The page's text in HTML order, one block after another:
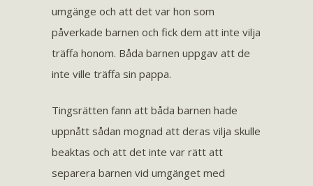
umgänge och att det var hon som
påverkade barnen och fick dem att inte vilja
träffa honom. Båda barnen uppgav att de
inte ville träffa sin pappa.
Tingsrätten fann att båda barnen hade
uppnått sådan mognad att deras vilja skulle
beaktas och att det inte var rätt att
separera barnen vid umgänget med